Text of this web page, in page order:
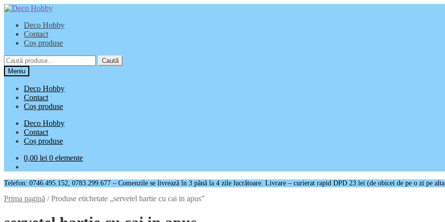
Sari
navigare
Sari
conținutDeco Hobby
Contact
Coș produse
Caută
după:
Caută
Meniu
Deco Hobby
Contact
Coș produse
Deco Hobby
Contact
Coș produse
0,00 lei 0 elemente
Telefon: 0746.495.152, 0783.299.677 – Comenzile se livrează în 3 până la 4 zile lucrătoare. Livrare – curierat rapid DPD 23 lei (de obicei de pe o zi pe
Prima pagină /Produse etichetate „servetel hartie cu cai in apus”